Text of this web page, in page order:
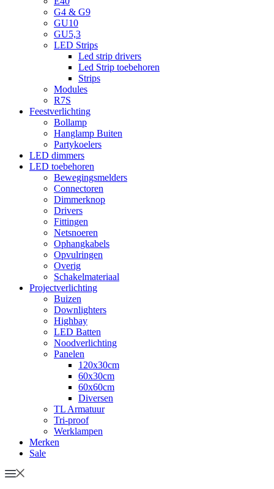
G4 & G9
GU10
GU5,3
LED Strips
Led strip drivers
Led Strip toebehoren
Strips
Modules
R7S
Feestverlichting
Bollamp
Hanglamp Buiten
Partykoelers
LED dimmers
LED toebehoren
Bewegingsmelders
Connectoren
Dimmerknop
Drivers
Fittingen
Netsnoeren
Ophangkabels
Opvulringen
Overig
Schakelmateriaal
Projectverlichting
Buizen
Downlighters
Highbay
LED Batten
Noodverlichting
Panelen
120x30cm
60x30cm
60x60cm
Diversen
TL Armatuur
Tri-proof
Werklampen
Merken
Sale